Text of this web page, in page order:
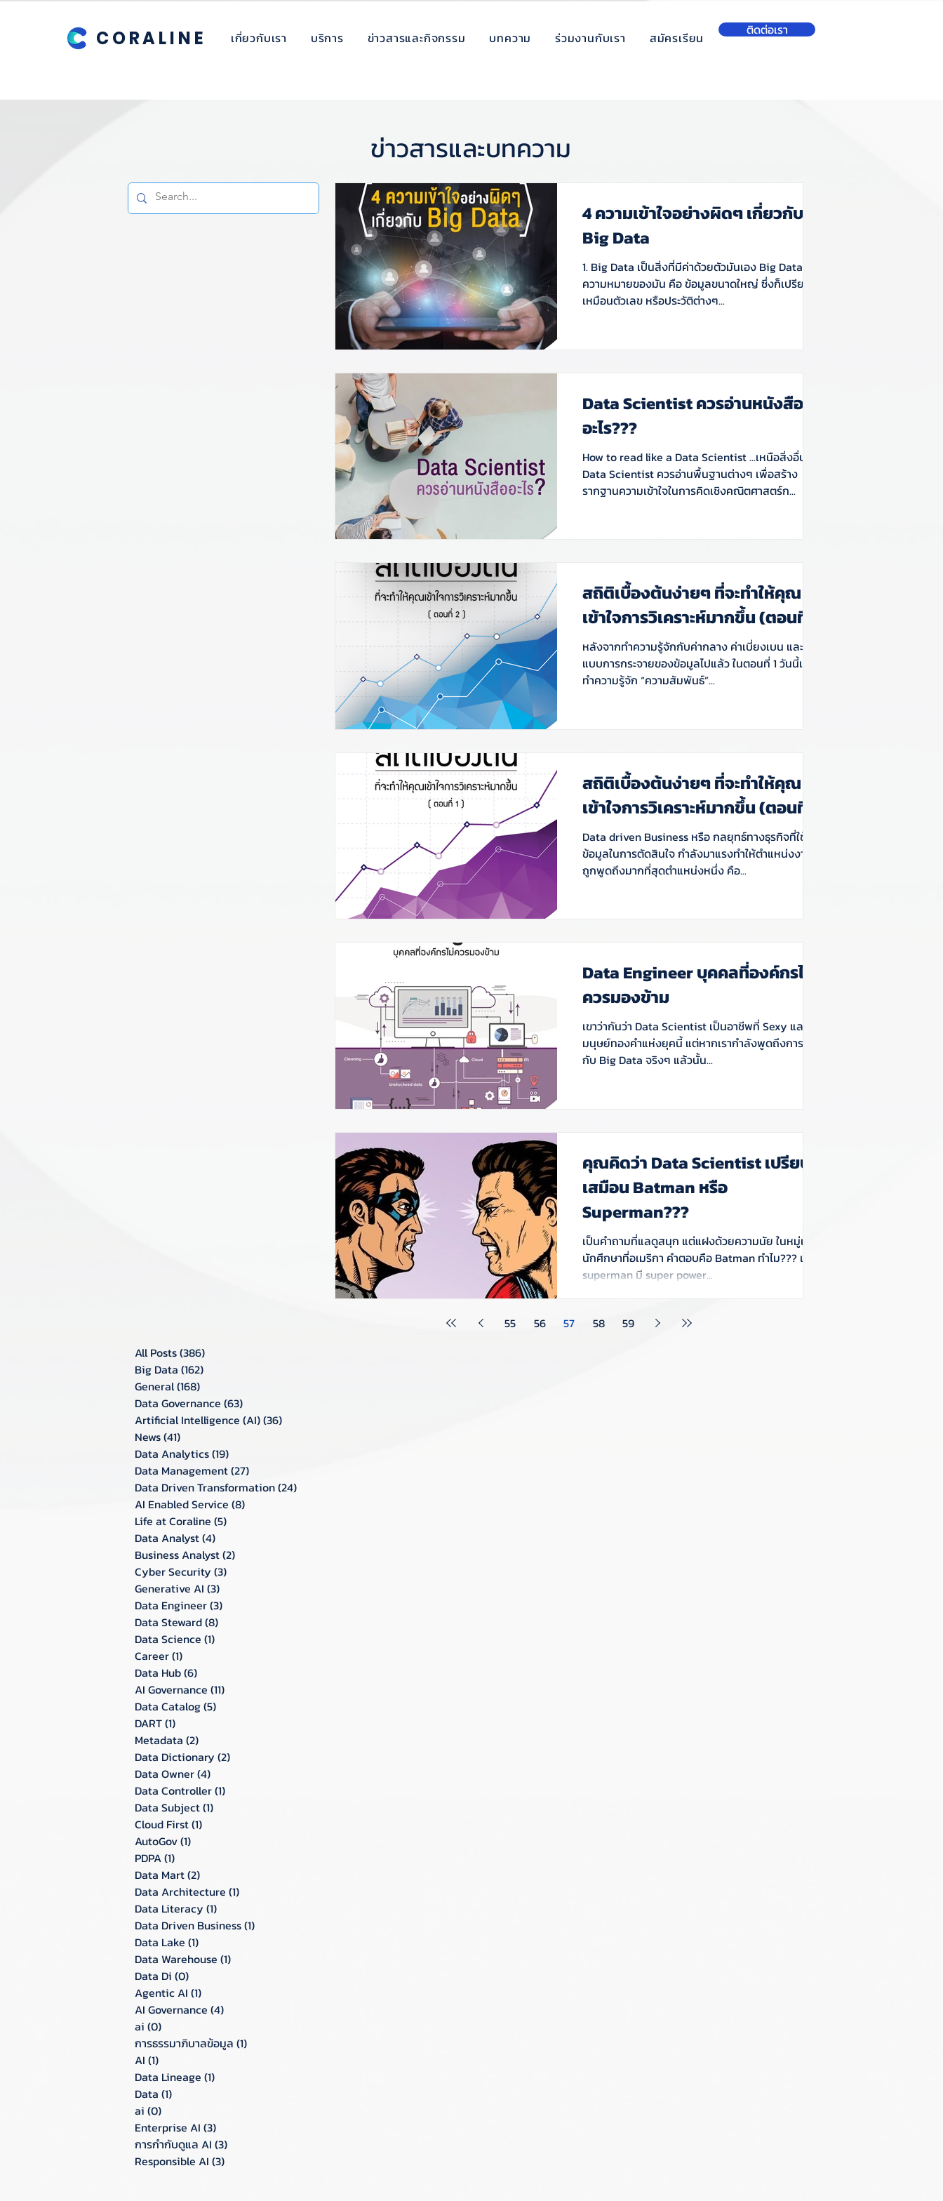
CORALINE เกี่ยวกับเรา บริการ ข่าวสารและกิจกรรม บทความ ร่วมงานกับเรา สมัครเรียน ติดต่อเรา
ข่าวสารและบทความ
All Posts(386)
Big Data (162)
General(168)
Data Governance (63)
Artificial Intelligence (AI)(36)
News(41)
Data Analytics(19)
Data Management(27)
Data Driven Transformation(24)
AI Enabled Service (8)
Life at Coraline (5)
Data Analyst(4)
Business Analyst(2)
Cyber Security (3)
Generative AI (3)
Data Engineer(3)
Data Steward(8)
Data Science (1)
Career(1)
Data Hub(6)
AI Governance (11)
Data Catalog(5)
DART(1)
Metadata (2)
Data Dictionary (2)
Data Owner(4)
Data Controller(1)
Data Subject(1)
Cloud First(1)
AutoGov(1)
PDPA(1)
Data Mart(2)
Data Architecture (1)
Data Literacy (1)
Data Driven Business(1)
Data Lake (1)
Data Warehouse (1)
Data Di (0)
Agentic AI (1)
AI Governance (4)
ai (0)
การธรรมาภิบาลข้อมูล (1)
AI (1)
Data Lineage (1)
Data (1)
ai (0)
Enterprise AI (3)
การกำกับดูแล AI (3)
Responsible AI (3)
4 ความเข้าใจอย่างผิดๆ เกี่ยวกับ
Big Data
1. Big Data เป็นสิ่งที่มีค่าด้วยตัวมันเอง Big Data ตาม
ความหมายของมัน คือ ข้อมูลขนาดใหญ่ ซึ่งก็เปรียบ
เหมือนตัวเลข หรือประวัติต่างๆ...
Data Scientist ควรอ่านหนังสือ
อะไร???
How to read like a Data Scientist ...เหนือสิ่งอื่นใด
Data Scientist ควรอ่านพื้นฐานต่างๆ เพื่อสร้าง
รากฐานความเข้าใจในการคิดเชิงคณิตศาสตร์ก...
สถิติเบื้องต้นง่ายๆ ที่จะทำให้คุณ
เข้าใจการวิเคราะห์มากขึ้น (ตอนที่ 2)
หลังจากทำความรู้จักกับค่ากลาง ค่าเบี่ยงเบน และรูป
แบบการกระจายของข้อมูลไปแล้ว ในตอนที่ 1 วันนี้เรามา
ทำความรู้จัก “ความสัมพันธ์”...
สถิติเบื้องต้นง่ายๆ ที่จะทำให้คุณ
เข้าใจการวิเคราะห์มากขึ้น (ตอนที่ 1)
Data driven Business หรือ กลยุทธ์ทางธุรกิจที่ใช้
ข้อมูลในการตัดสินใจ กำลังมาแรงทำให้ตำแหน่งงานที่
ถูกพูดถึงมากที่สุดตำแหน่งหนึ่ง คือ...
Data Engineer บุคคลที่องค์กรไม่
ควรมองข้าม
เขาว่ากันว่า Data Scientist เป็นอาชีพที่ Sexy และเป็น
มนุษย์ทองคำแห่งยุคนี้ แต่หากเรากำลังพูดถึงการสู้รบ
กับ Big Data จริงๆ แล้วนั้น...
คุณคิดว่า Data Scientist เปรียบ
เสมือน Batman หรือ
Superman???
เป็นคำถามที่แลดูสนุก แต่แฝงด้วยความนัย ในหมู่เด็ก
นักศึกษาที่อเมริกา คำตอบคือ Batman ทำไม??? เพราะ
superman มี super power...
55 56 57 58 59